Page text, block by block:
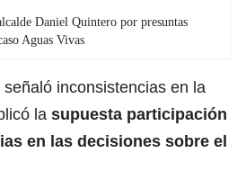
Daniel Quintero por presuntas
Aguas Vivas
inconsistencias en la
la supuesta participación
en las decisiones sobre el